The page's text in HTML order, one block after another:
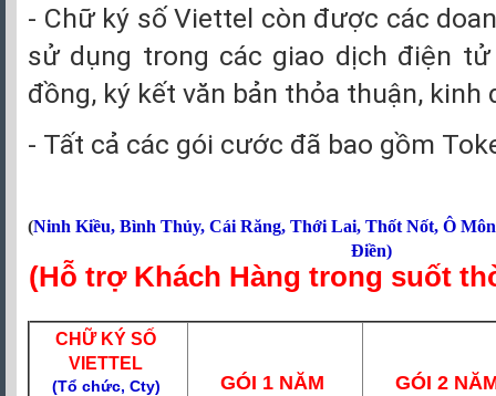
- Chữ ký số Viettel còn được các
sử dụng trong các giao dịch điện
đồng, ký kết văn bản thỏa thuận,
- Tất cả các gói cước đã bao gồm
(Ninh Kiều, Bình Thủy, Cái Răng, Thới Lai, Thốt Nốt, Ô Môn
Điền)
(Hỗ trợ Khách Hàng trong suốt
CHỮ KÝ SỐ
VIETTEL
(Tổ chức, Cty)
GÓI 1 NĂM GÓI 2